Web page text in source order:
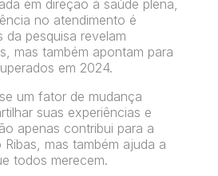
em direção à saúde plena,
no atendimento é
da pesquisa revelam
mas também apontam para
em 2024.
um fator de mudança
suas experiências e
apenas contribui para a
mas também ajuda a
todos merecem.